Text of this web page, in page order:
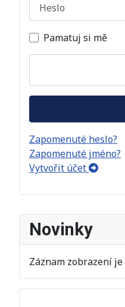
Novinky
Záznam zobrazení je
Pamatuj si mě
Zapomenuté heslo?
Zapomenuté jméno?
Vytvořit účet